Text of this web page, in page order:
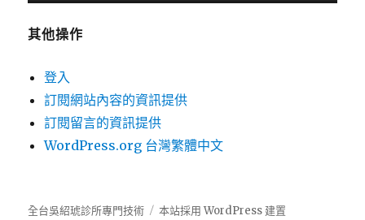
其他操作
登入
訂閱網站內容的資訊提供
訂閱留言的資訊提供
WordPress.org 台灣繁體中文
全台吳紹琥診所專門技術 本站採用 WordPress 建置